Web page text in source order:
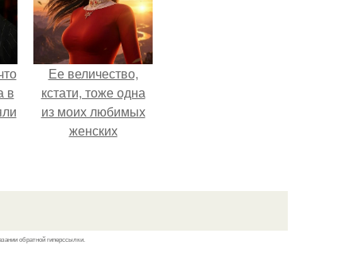
в
Ее величество,
кстати, тоже одна
из моих любимых
женских
обратной гиперссылки.